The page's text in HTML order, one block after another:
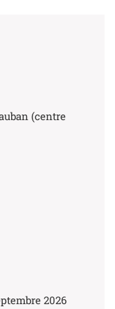
(centre
2026